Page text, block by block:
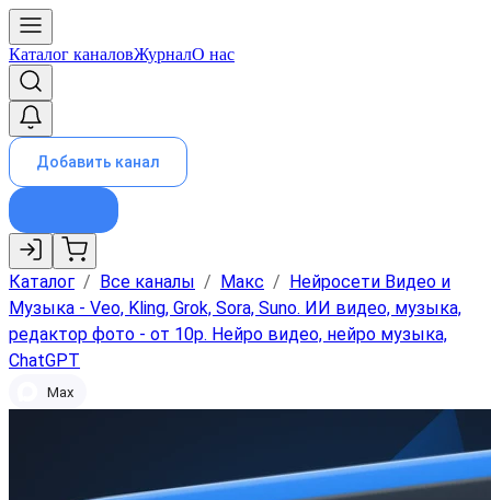
Каталог каналовЖурналО нас
Добавить канал
Каталог / Все каналы / Макс / Нейросети Видео и
Музыка - Veo, Kling, Grok, Sora, Suno. ИИ видео, музыка,
редактор фото - от 10р. Нейро видео, нейро музыка,
ChatGPT
Max